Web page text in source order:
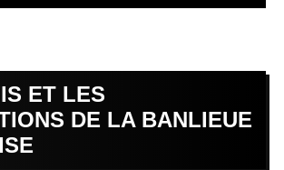
ET LES
DE LA BANLIEUE